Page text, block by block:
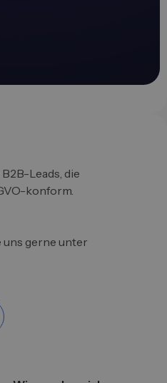
Leads, die
konform.
gerne unter